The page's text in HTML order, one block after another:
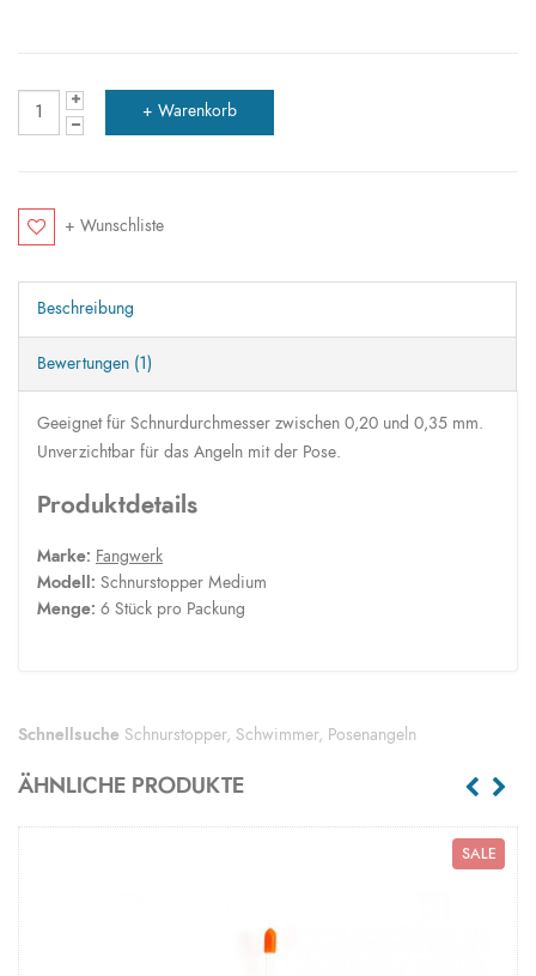
+ Wunschliste
Beschreibung
Bewertungen (1)
Geeignet für Schnurdurchmesser zwischen 0,20 und 0,35 mm.
Unverzichtbar für das Angeln mit der Pose.
Produktdetails
Marke: Fangwerk
Modell: Schnurstopper Medium
Menge: 6 Stück pro Packung
Schnellsuche Schnurstopper, Schwimmer, Posenangeln
ÄHNLICHE PRODUKTE
SALE